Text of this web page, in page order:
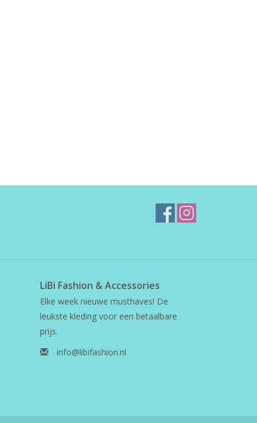
LiBi Fashion & Accessories
Elke week nieuwe musthaves! De
leukste kleding voor een betaalbare
prijs.
info@libifashion.nl